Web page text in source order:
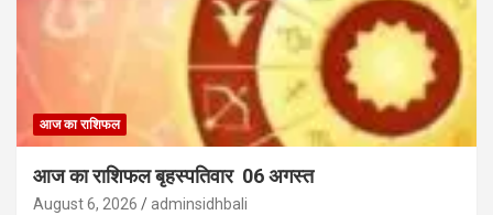
आज का राशिफल
आज का राशिफल बृहस्पतिवार 06 अगस्त
August 6, 2026 adminsidhbali